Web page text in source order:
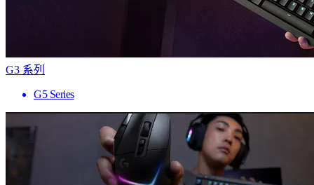
G3 系列
G5 Series